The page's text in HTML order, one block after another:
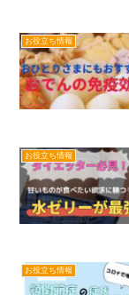
お役立ち情報
お役立ち情報
お役立ち情報